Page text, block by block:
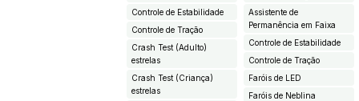
Controle de Estabilidade
Controle de Tração
Crash Test (Adulto)
estrelas
Crash Test (Criança)
estrelas
Assistente de
Permanência em Faixa
Controle de Estabilidade
Controle de Tração
Faróis de LED
Faróis de Neblina